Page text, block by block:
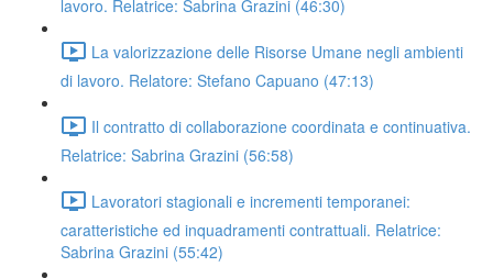
lavoro. Relatrice: Sabrina Grazini (46:30)
La valorizzazione delle Risorse Umane negli ambienti
di lavoro. Relatore: Stefano Capuano (47:13)
Il contratto di collaborazione coordinata e continuativa.
Relatrice: Sabrina Grazini (56:58)
Lavoratori stagionali e incrementi temporanei:
caratteristiche ed inquadramenti contrattuali. Relatrice:
Sabrina Grazini (55:42)